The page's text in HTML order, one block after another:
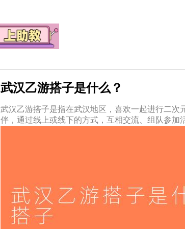
武汉乙游搭子是什么？
武汉乙游搭子是指在武汉地区，喜欢一起进行二
伴，通过线上或线下的方式，互相交流、组队参加